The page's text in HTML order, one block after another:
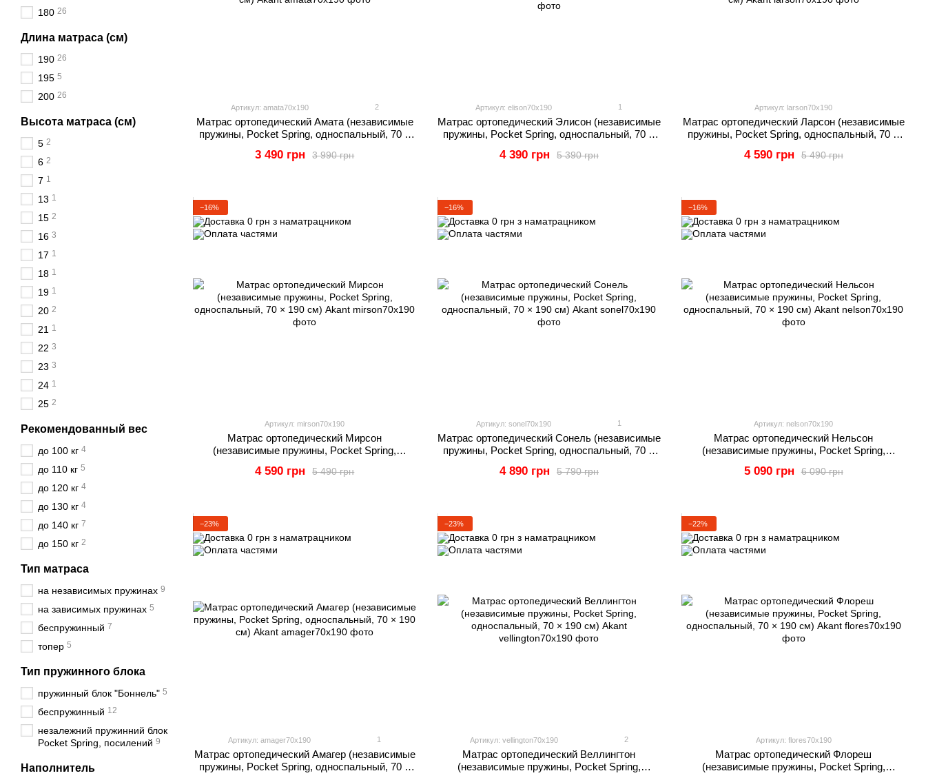
Артикул: amata70x190 2
Матрас ортопедический Амата (независимые
пружины, Pocket Spring, односпальный, 70 ×
3 990 грн
3 490 грн
Артикул: elison70x190 1
Матрас ортопедический Элисон (независимые
пружины, Pocket Spring, односпальный, 70 ×
5 390 грн
4 390 грн
Артикул: larson70x190
Матрас ортопедический Ларсон (независимые
пружины, Pocket Spring, односпальный, 70 ×
5 490 грн
4 590 грн
−16%
Артикул: mirson70x190
Матрас ортопедический Мирсон
(независимые пружины, Pocket Spring,
5 490 грн
4 590 грн
−16%
Артикул: sonel70x190 1
Матрас ортопедический Сонель (независимые
пружины, Pocket Spring, односпальный, 70 ×
5 790 грн
4 890 грн
−16%
Артикул: nelson70x190
Матрас ортопедический Нельсон
(независимые пружины, Pocket Spring,
6 090 грн
5 090 грн
−23%
Артикул: amager70x190 1
Матрас ортопедический Амагер (независимые
пружины, Pocket Spring, односпальный, 70 ×
−23%
Артикул: vellington70x190 2
Матрас ортопедический Веллингтон
(независимые пружины, Pocket Spring,
−22%
Артикул: flores70x190
Матрас ортопедический Флореш
(независимые пружины, Pocket Spring,
180 26
Длина матраса (см)
190 26
195 5
200 26
Высота матраса (см)
5 2
6 2
7 1
13 1
15 2
16 3
17 1
18 1
19 1
20 2
21 1
22 3
23 3
24 1
25 2
Рекомендованный вес
до 100 кг 4
до 110 кг 5
до 120 кг 4
до 130 кг 4
до 140 кг 7
до 150 кг 2
Тип матраса
на независимых пружинах 9
на зависимых пружинах 5
беспружинный 7
топер 5
Тип пружинного блока
пружинный блок "Боннель" 5
беспружинный 12
незалежний пружинний блок
Pocket Spring, посилений 9
Наполнитель